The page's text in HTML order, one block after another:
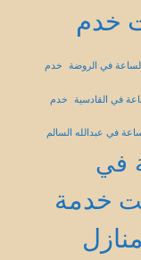
خدم
في الروضة خدم
في القادسية خدم
في عبدالله السالم
في
خدمة